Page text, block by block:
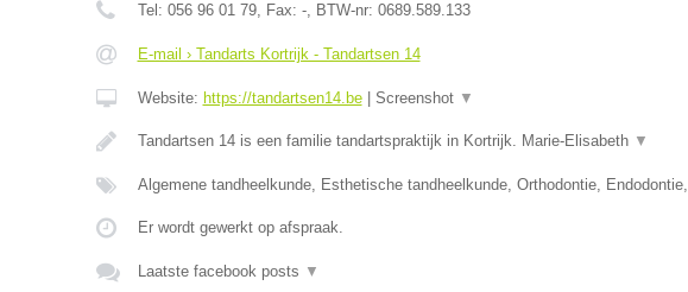
Tel: 056 96 01 79, Fax: -, BTW-nr: 0689.589.133
E-mail › Tandarts Kortrijk - Tandartsen 14
Website: https://tandartsen14.be| Screenshot ▼
Tandartsen 14 is een familie tandartspraktijk in Kortrijk. Marie-Elisabeth ▼
Algemene tandheelkunde, Esthetische tandheelkunde, Orthodontie, Endodontie,
Er wordt gewerkt op afspraak.
Laatste facebook posts ▼